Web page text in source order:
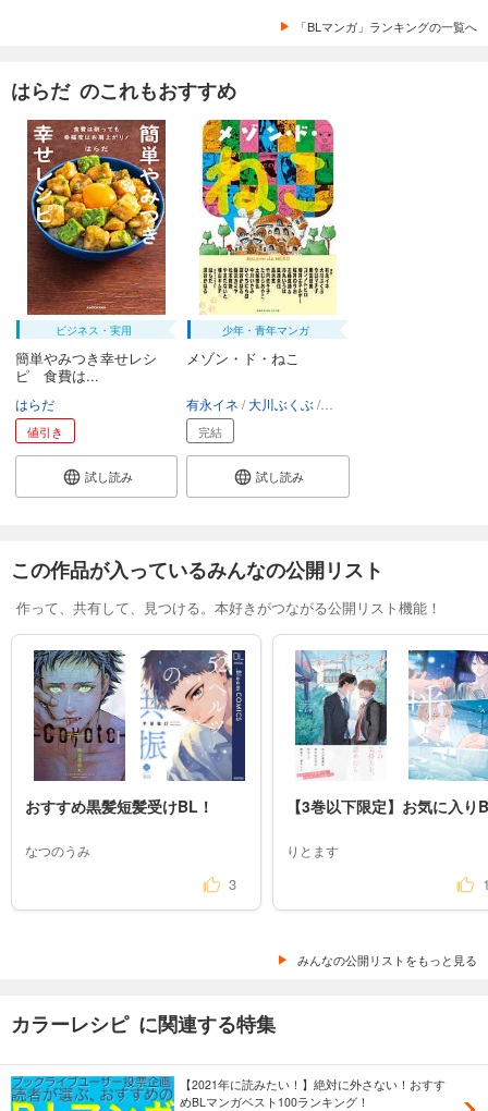
「BLマンガ」ランキングの一覧へ
はらだ のこれもおすすめ
ビジネス・実用
簡単やみつき幸せレシ
ピ 食費は...
はらだ
値引き
試し読み
少年・青年マンガ
メゾン・ド・ねこ
有永イネ 大川ぶくぶ
完結
試し読み
この作品が入っているみんなの公開リスト
作って、共有して、見つける。本好きがつながる公開リスト機能！
おすすめ黒髪短髪受けBL！
なつのうみ
3
【3巻以下限定】お気に入り
りとます
みんなの公開リストをもっと見る
カラーレシピ に関連する特集
【2021年に読みたい！】絶対に外さない！おすす
めBLマンガベスト100ランキング！